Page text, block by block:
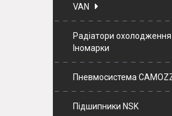
VAN
Радіатори охолодження
Іномарки
Пневмосистема
Підшипники NSK